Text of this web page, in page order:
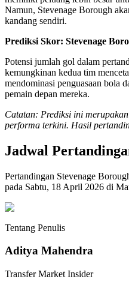
Namun, Stevenage Borough
kandang sendiri.
Prediksi Skor: Stevenage
Potensi jumlah gol dalam
kemungkinan kedua tim
mendominasi penguasaan bola
pemain depan mereka.
Catatan: Prediksi ini
performa terkini. Hasil
Jadwal
Pertandingan Stevenage
pada Sabtu, 18 April 2026 di
Tentang Penulis
Aditya Mahendra
Transfer Market Insider